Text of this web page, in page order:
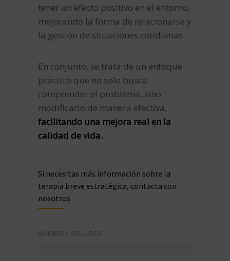
tener un efecto positivo en el entorno,
mejorando la forma de relacionarse y
la gestión de situaciones cotidianas.
En conjunto, se trata de un enfoque
práctico que no solo busca
comprender el problema, sino
modificarlo de manera efectiva,
facilitando una mejora real en la
calidad de vida.
Si necesitas más información sobre la
terapia breve estratégica, contacta con
nosotros
NOMBRE Y APELLIDOS